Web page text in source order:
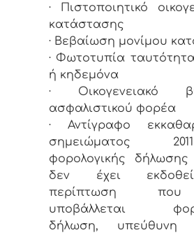
· Πιστοποιητικό
κατάστασης
· Βεβαίωση μονίμου
· Φωτοτυπία
ή κηδεμόνα
· Οικογενειακό
ασφαλιστικού φορέα
· Αντίγραφο
σημειώματος
φορολογικής
δεν έχει
περίπτωση
υποβάλλεται
δήλωση, υπεύθυνη